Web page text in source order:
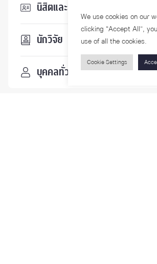
นิสิตและบุคลากร
นักวิจัย
บุคคลทั่วไป
We use cookies on our
clicking “Accept All”,
use of all the cookies.
Cookie Settings